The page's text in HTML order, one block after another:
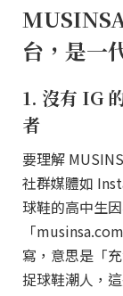
台，是一
1. 沒有 IG
者
要理解
社群媒體如
球鞋的高中生
「
寫，意思是「
捉球鞋潮人，